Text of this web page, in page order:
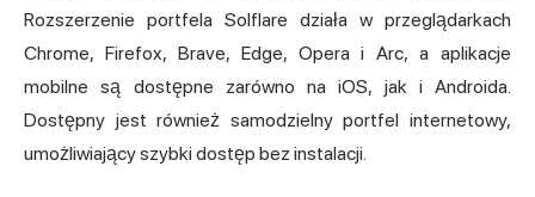
Rozszerzenie portfela Solflare działa w przeglądarkach
Chrome, Firefox, Brave, Edge, Opera i Arc, a aplikacje
mobilne są dostępne zarówno na iOS, jak i Androida.
Dostępny jest również samodzielny portfel internetowy,
umożliwiający szybki dostęp bez instalacji.